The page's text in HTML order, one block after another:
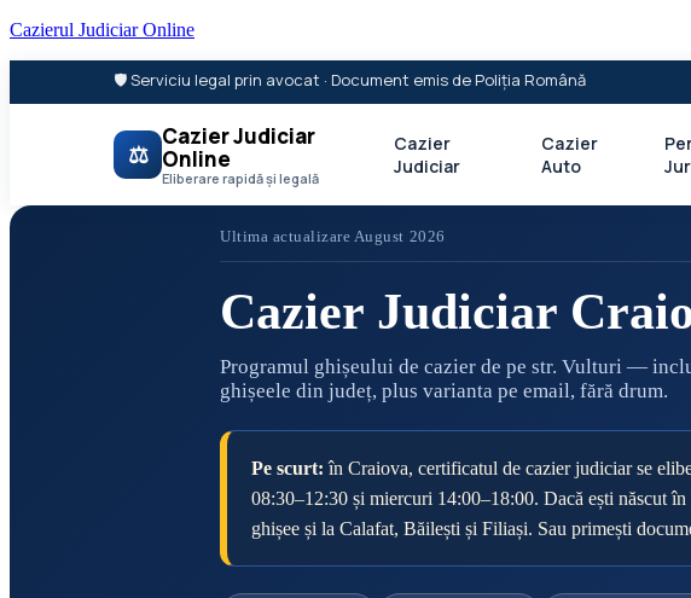
Cazierul Judiciar Online
🛡️ Serviciu legal prin avocat · Document emis de Poliția Română
⚖
Cazier Judiciar
Online
Eliberare rapidă și legală
Cazier
Judiciar
Cazier
Auto
Ultima actualizare August 2026
Cazier Judiciar
Programul ghișeului de cazier de pe str. Vulturi —
ghișeele din județ, plus varianta pe email, fără drum.
Pe scurt: în Craiova, certificatul de cazier judiciar se
08:30–12:30 și miercuri 14:00–18:00. Dacă ești născut
ghișee și la Calafat, Băilești și Filiași. Sau primești